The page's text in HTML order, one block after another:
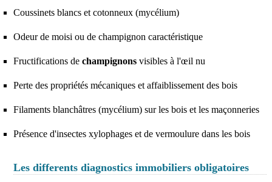
Coussinets blancs et cotonneux (mycélium)
Odeur de moisi ou de champignon caractéristique
Fructifications de champignonsvisibles à l'œil nu
Perte des propriétés mécaniques et affaiblissement des bois
Filaments blanchâtres (mycélium) sur les bois et les maçonneries
Présence d'insectes xylophages et de vermoulure dans les bois
Les differents diagnostics immobiliers obligatoires